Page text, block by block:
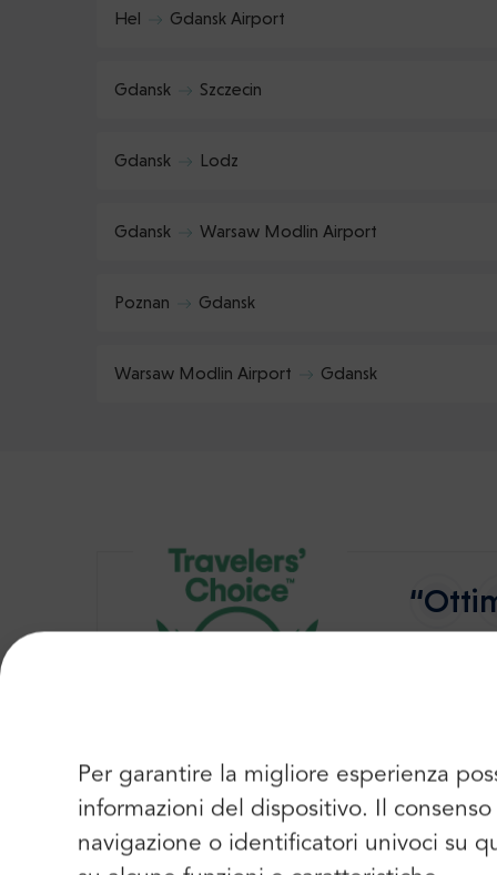
Per garantire la migliore esperienza
informazioni del dispositivo. Il
navigazione o identificatori univoci su
Hel Gdansk Airport
Gdansk Szczecin
Gdansk Lodz
Gdansk Warsaw Modlin Airport
Poznan Gdansk
Warsaw Modlin Airport Gdansk
La Città della Libertà – la Capitale Reale